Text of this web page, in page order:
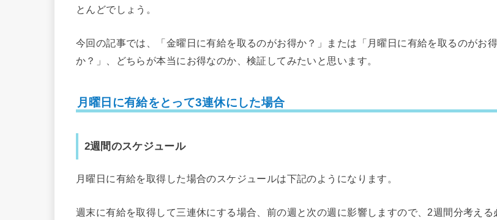
とんどでしょう。
今回の記事では、「金曜日に有給を取るのがお得か？」または「月曜日に有給を取るのがお得
か？」、どちらが本当にお得なのか、検証してみたいと思います。
月曜日に有給をとって3連休にした場合
2週間のスケジュール
月曜日に有給を取得した場合のスケジュールは下記のようになります。
週末に有給を取得して三連休にする場合、前の週と次の週に影響しますので、2週間分考える